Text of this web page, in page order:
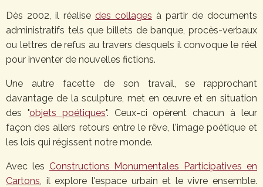
Dès 2002, il réalise des collages à partir de documents
administratifs tels que billets de banque, procès-verbaux
ou lettres de refus au travers desquels il convoque le réel
pour inventer de nouvelles fictions.
Une autre facette de son travail, se rapprochant
davantage de la sculpture, met en œuvre et en situation
des "objets poétiques". Ceux-ci opèrent chacun à leur
façon des allers retours entre le rêve, l'image poétique et
les lois qui régissent notre monde.
Avec les Constructions Monumentales Participatives en
Cartons, il explore l'espace urbain et le vivre ensemble.